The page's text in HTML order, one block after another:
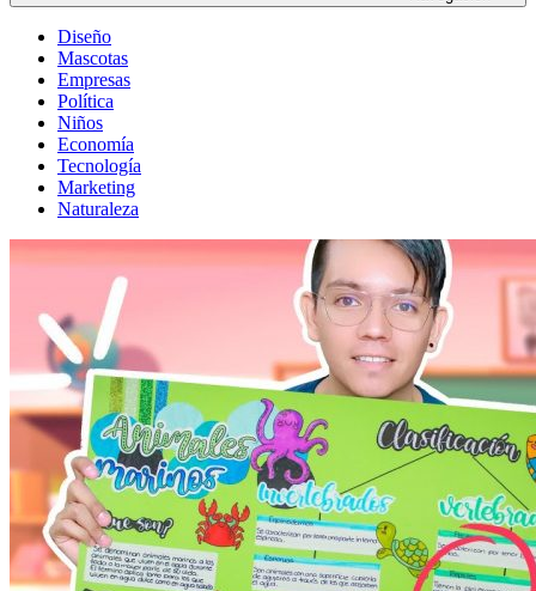
Diseño
Mascotas
Empresas
Política
Niños
Economía
Tecnología
Marketing
Naturaleza